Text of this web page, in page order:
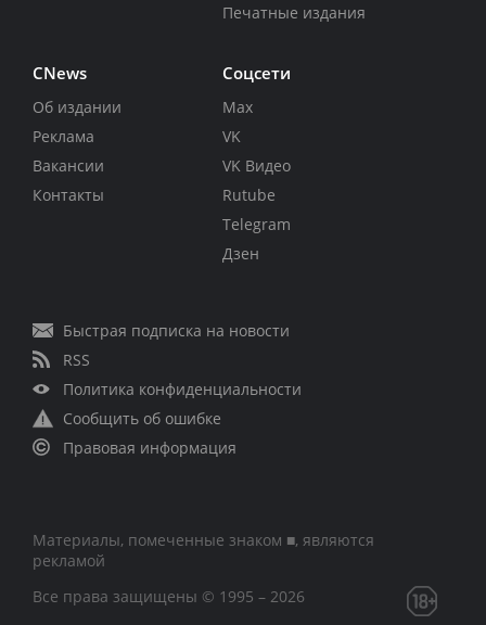
Печатные издания
CNews
Об издании
Реклама
Вакансии
Контакты
Соцсети
Max
VK
VK Видео
Rutube
Telegram
Дзен
Быстрая подписка на новости
RSS
Политика конфиденциальности
Сообщить об ошибке
Правовая информация
Материалы, помеченные знаком ■, являются
рекламой
Все права защищены © 1995 – 2026